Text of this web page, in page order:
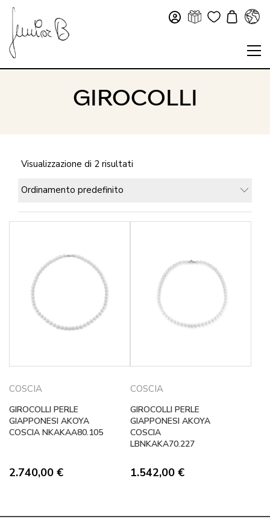
GIROCOLLI
Visualizzazione di 2 risultati
Ordinamento predefinito
COSCIA
GIROCOLLI PERLE
GIAPPONESI AKOYA
COSCIA NKAKAA80.105
2.740,00 €
COSCIA
GIROCOLLI PERLE
GIAPPONESI AKOYA
COSCIA
LBNKAKA70.227
1.542,00 €